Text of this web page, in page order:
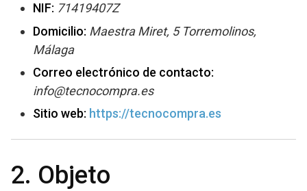
NIF: 71419407Z
Domicilio: Maestra Miret, 5 Torremolinos,
Málaga
Correo electrónico de contacto:
info@tecnocompra.es
Sitio web: https://tecnocompra.es
2. Objeto